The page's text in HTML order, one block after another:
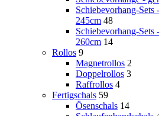
Schiebevorhang-
245cm 48
Schiebevorhang-
260cm 14
Rollos 9
Magnetrollos 2
Doppelrollos 3
Raffrollos 4
Fertigschals 59
Ösenschals 14